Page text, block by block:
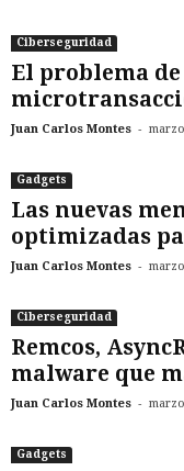
Ciberseguridad
El problema
Juan Carlos Montes -
Gadgets
Las nuevas
optimizadas
Juan Carlos Montes -
Ciberseguridad
Remcos,
malware que
Juan Carlos Montes -
Gadgets